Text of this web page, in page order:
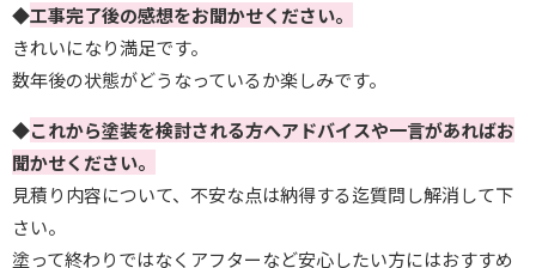
◆工事完了後の感想をお聞かせください。
きれいになり満足です。
数年後の状態がどうなっているか楽しみです。
◆これから塗装を検討される方へアドバイスや一言があればお
聞かせください。
見積り内容について、不安な点は納得する迄質問し解消して下
さい。
塗って終わりではなくアフターなど安心したい方にはおすすめ